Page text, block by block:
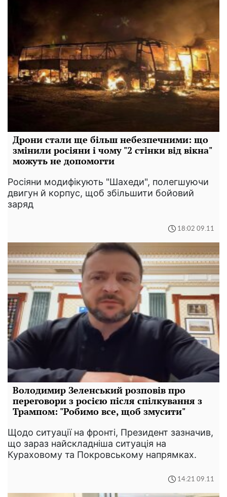
Дрони стали ще більш небезпечними: що
змінили росіяни і чому "2 стінки від вікна"
можуть не допомогти
Росіяни модифікують "Шахеди", полегшуючи
двигун й корпус, щоб збільшити бойовий
заряд
18:02 09.11
Володимир Зеленський розповів про
переговори з росією після спілкування з
Трампом: "Робимо все, щоб змусити"
Щодо ситуації на фронті, Президент зазначив,
що зараз найскладніша ситуація на
Кураховому та Покровському напрямках.
14:21 09.11